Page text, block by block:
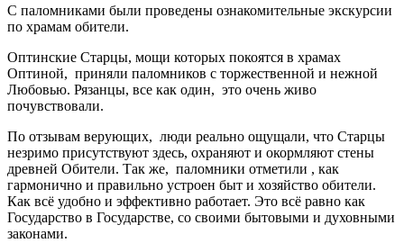
С паломниками были проведены ознакомительные экскурсии
по храмам обители.
Оптинские Старцы, мощи которых покоятся в храмах
Оптиной, приняли паломников с торжественной и нежной
Любовью. Рязанцы, все как один, это очень живо
почувствовали.
По отзывам верующих, люди реально ощущали, что Старцы
незримо присутствуют здесь, охраняют и окормляют стены
древней Обители. Так же, паломники отметили , как
гармонично и правильно устроен быт и хозяйство обители.
Как всё удобно и эффективно работает. Это всё равно как
Государство в Государстве, со своими бытовыми и духовными
законами.